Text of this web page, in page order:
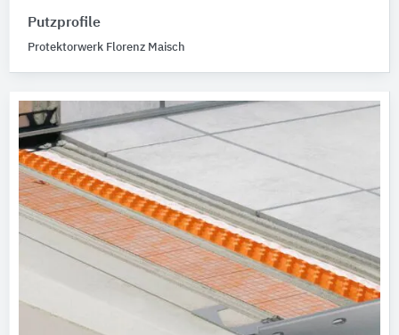
Putzprofile
Protektorwerk Florenz Maisch